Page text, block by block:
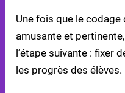
Une fois que le
amusante et
l’étape suivante : fixer
les progrès des élèves.